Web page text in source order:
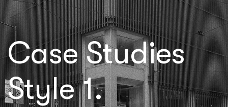
Case Studies
Style 1.